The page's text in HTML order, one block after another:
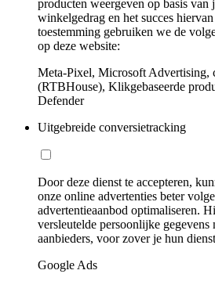
producten weergeven op basis van
winkelgedrag en het succes
toestemming gebruiken we de
op deze website:
Meta-Pixel, Microsoft Advertising,
(RTBHouse), Klikgebaseerde
Defender
Uitgebreide conversietracking
Door deze dienst te accepteren,
onze online advertenties beter
advertentieaanbod optimaliseren.
versleutelde persoonlijke gegevens
aanbieders, voor zover je hun
Google Ads